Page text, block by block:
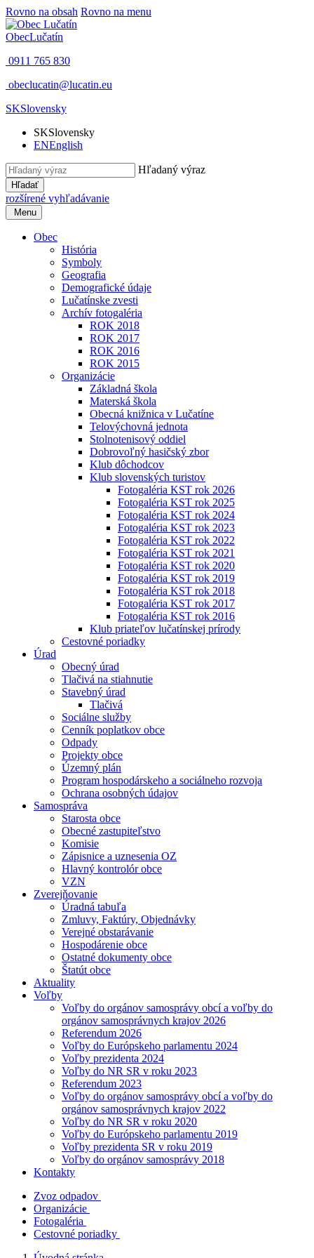
Rovno na obsah Rovno na menu
ObecLučatín
0911 765 830
obeclucatin@lucatin.eu
SKSlovensky
SKSlovensky
ENEnglish
Hľadaný výraz
Hľadať
rozšírené vyhľadávanie
Menu
Obec
História
Symboly
Geografia
Demografické údaje
Lučatínske zvesti
Archív fotogaléria
ROK 2018
ROK 2017
ROK 2016
ROK 2015
Organizácie
Základná škola
Materská škola
Obecná knižnica v Lučatíne
Telovýchovná jednota
Stolnotenisový oddiel
Dobrovoľný hasičský zbor
Klub dôchodcov
Klub slovenských turistov
Fotogaléria KST rok 2026
Fotogaléria KST rok 2025
Fotogaléria KST rok 2024
Fotogaléria KST rok 2023
Fotogaléria KST rok 2022
Fotogaléria KST rok 2021
Fotogaléria KST rok 2020
Fotogaléria KST rok 2019
Fotogaléria KST rok 2018
Fotogaléria KST rok 2017
Fotogaléria KST rok 2016
Klub priateľov lučatínskej prírody
Cestovné poriadky
Úrad
Obecný úrad
Tlačivá na stiahnutie
Stavebný úrad
Tlačivá
Sociálne služby
Cenník poplatkov obce
Odpady
Projekty obce
Územný plán
Program hospodárskeho a sociálneho rozvoja
Ochrana osobných údajov
Samospráva
Starosta obce
Obecné zastupiteľstvo
Komisie
Zápisnice a uznesenia OZ
Hlavný kontrolór obce
VZN
Zverejňovanie
Úradná tabuľa
Zmluvy, Faktúry, Objednávky
Verejné obstarávanie
Hospodárenie obce
Ostatné dokumenty obce
Štatút obce
Aktuality
Voľby
Voľby do orgánov samosprávy obcí a voľby do
orgánov samosprávnych krajov 2026
Referendum 2026
Voľby do Európskeho parlamentu 2024
Voľby prezidenta 2024
Voľby do NR SR v roku 2023
Referendum 2023
Voľby do orgánov samosprávy obcí a voľby do
orgánov samosprávnych krajov 2022
Voľby do NR SR v roku 2020
Voľby do Európskeho parlamentu 2019
Voľby prezidenta SR v roku 2019
Voľby do orgánov samosprávy 2018
Kontakty
Zvoz odpadov
Organizácie
Fotogaléria
Cestovné poriadky